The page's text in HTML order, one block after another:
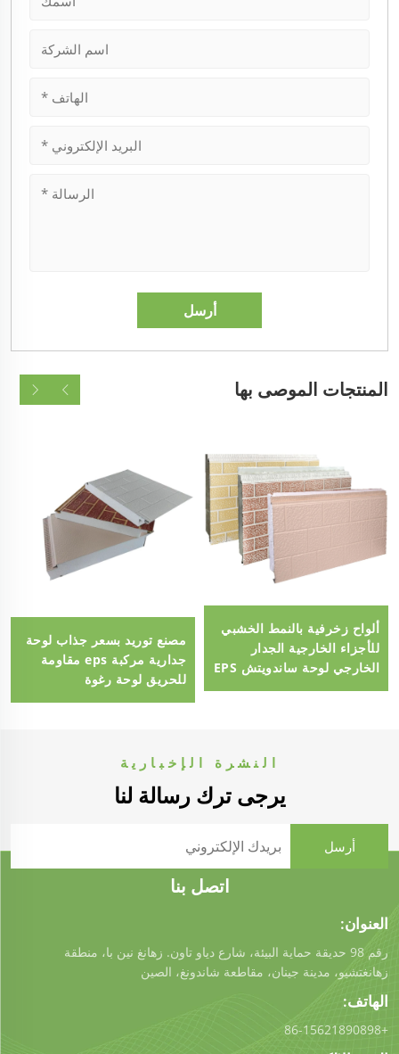
المنتجات الموصى بها
ألواح زخرفية بالنمط الخشبي
للأجزاء الخارجية الجدار
الخارجي لوحة ساندويتش EPS
لوحة الجدار الخارجي
مصنع توريد بسعر جذاب لوحة
جدارية مركبة eps مقاومة
للحريق لوحة رغوة
البوليسترين eps سميكة 100
النشرة الإخبارية
يرجى ترك رسالة لنا
اتصل بنا
العنوان:
رقم 98 حديقة حماية البيئة، شارع دياو تاون. زهانغ نين با، منطقة
زهانغتشيو، مدينة جينان، مقاطعة شاندونغ، الصين
الهاتف:
+86-15621890898